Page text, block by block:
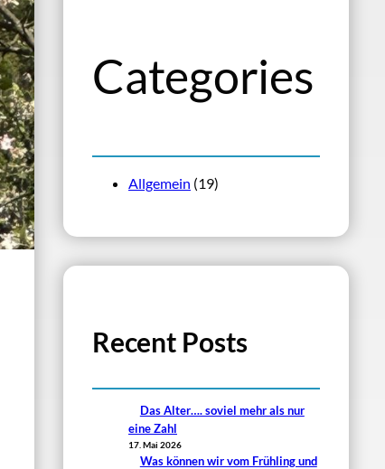
Categories
Allgemein (19)
Recent Posts
Das Alter…. soviel mehr als nur
eine Zahl
17. Mai 2026
Was können wir vom Frühling und